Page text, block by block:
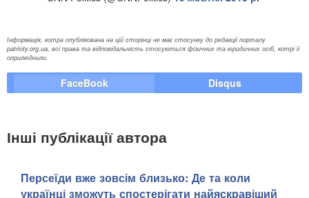
Інформація, котра опублікована на цій сторінці не має стосунку до редакції порталу
patrioty.org.ua, всі права та відповідальність стосуються фізичних та юридичних осіб, котрі її
оприлюднили.
FaceBook Disqus
Інші публікації автора
Персеїди вже зовсім близько: Де та коли
українці зможуть спостерігати найяскравіший